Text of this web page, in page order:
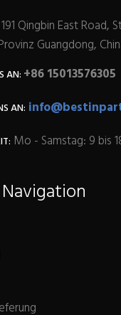
Qingbin East Road,
Guangdong,
AN: +86 15013576305
AN:
Mo - Samstag: 9 bis